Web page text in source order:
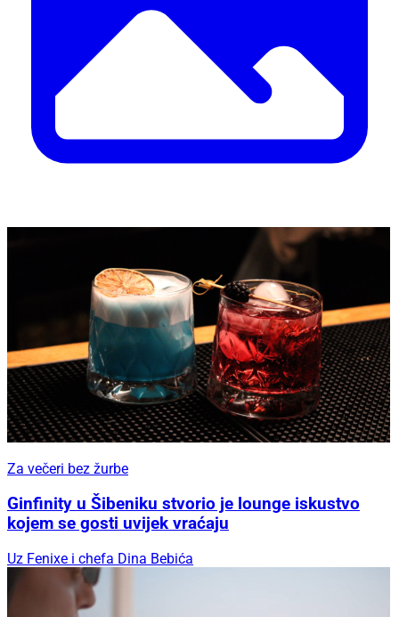
Za večeri bez žurbe
Ginfinity u Šibeniku stvorio je lounge iskustvo
kojem se gosti uvijek vraćaju
Uz Fenixe i chefa Dina Bebića